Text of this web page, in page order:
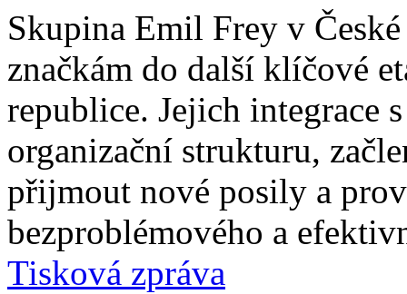
Skupina Emil Frey v
značkám do další klíčové
republice. Jejich integrace
organizační strukturu,
přijmout nové posily a
bezproblémového a
Tisková zpráva